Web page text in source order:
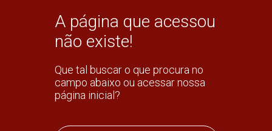
A página que acessou
não existe!
Que tal buscar o que procura no
campo abaixo ou acessar nossa
página inicial?